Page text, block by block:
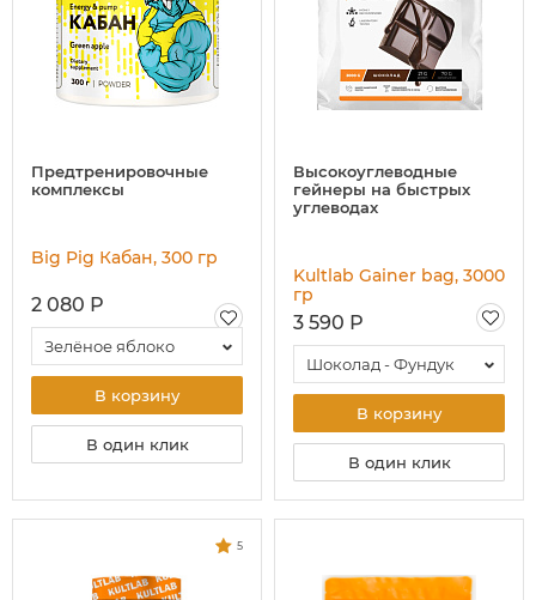
Предтренировочные
комплексы
Big Pig Кабан, 300 гр
2 080 Р
Зелёное яблоко
В корзину
В один клик
Высокоуглеводные
гейнеры на быстрых
углеводах
Kultlab Gainer bag, 3000
гр
3 590 Р
Шоколад - Фундук
В корзину
В один клик
5